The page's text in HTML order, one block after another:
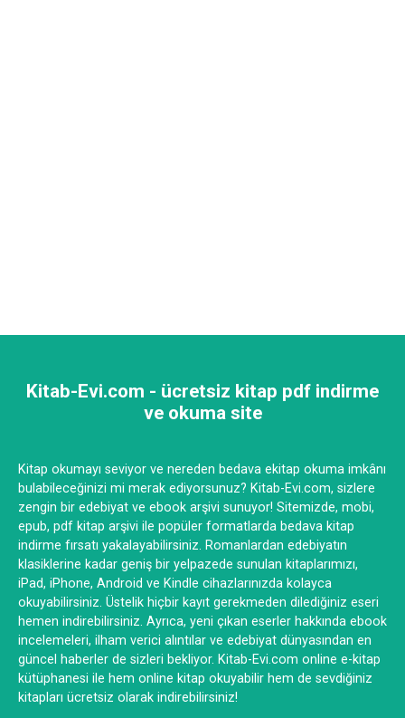
Kitab-Evi.com - ücretsiz kitap pdf indirme
ve okuma site
Kitap okumayı seviyor ve nereden bedava ekitap okuma imkânı
bulabileceğinizi mi merak ediyorsunuz? Kitab-Evi.com, sizlere
zengin bir edebiyat ve ebook arşivi sunuyor! Sitemizde, mobi,
epub, pdf kitap arşivi ile popüler formatlarda bedava kitap
indirme fırsatı yakalayabilirsiniz. Romanlardan edebiyatın
klasiklerine kadar geniş bir yelpazede sunulan kitaplarımızı,
iPad, iPhone, Android ve Kindle cihazlarınızda kolayca
okuyabilirsiniz. Üstelik hiçbir kayıt gerekmeden dilediğiniz eseri
hemen indirebilirsiniz. Ayrıca, yeni çıkan eserler hakkında ebook
incelemeleri, ilham verici alıntılar ve edebiyat dünyasından en
güncel haberler de sizleri bekliyor. Kitab-Evi.com online e-kitap
kütüphanesi ile hem online kitap okuyabilir hem de sevdiğiniz
kitapları ücretsiz olarak indirebilirsiniz!